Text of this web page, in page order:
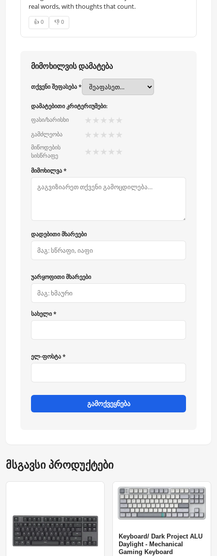
real words, with thoughts that count.
👍 0 👎 0
მიმოხილვის დამატება
თქვენი შეფასება *
დამატებითი კრიტერიუმები:
ფასი/ხარისხი
★ ★ ★ ★ ★
გამძლეობა ★ ★ ★ ★ ★
მიწოდების
სისწრაფე
★ ★ ★ ★ ★
მიმოხილვა *
დადებითი მხარეები
უარყოფითი მხარეები
სახელი *
ელ-ფოსტა *
გამოქვეყნება
მსგავსი პროდუქტები
Keyboard/ Dark Project ALU
Daylight - Mechanical
Gaming Keyboard